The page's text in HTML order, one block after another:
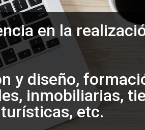
en la
y diseño,
inmobiliarias,
etc.